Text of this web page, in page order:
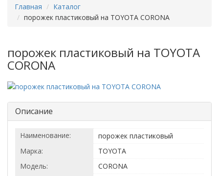
Главная
Каталог
порожек пластиковый на TOYOTA CORONA
порожек пластиковый на TOYOTA
CORONA
Описание
Наименование:
порожек пластиковый
Марка:
TOYOTA
Модель:
CORONA